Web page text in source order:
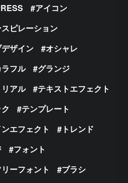
アイコン
ピレーション
ザイン
オシャレ
フル
グランジ
アル
テキストエフェクト
テンプレート
エフェクト
トレンド
フォント
ーフォント
ブラシ